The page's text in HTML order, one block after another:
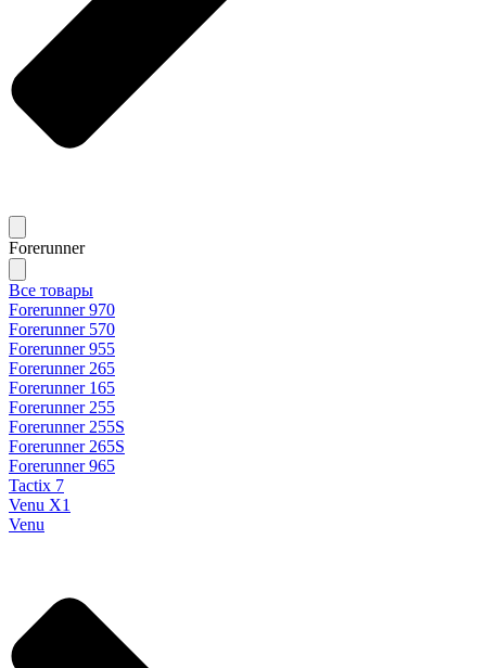
Forerunner
Все товары
Forerunner 970
Forerunner 570
Forerunner 955
Forerunner 265
Forerunner 165
Forerunner 255
Forerunner 255S
Forerunner 265S
Forerunner 965
Tactix 7
Venu X1
Venu